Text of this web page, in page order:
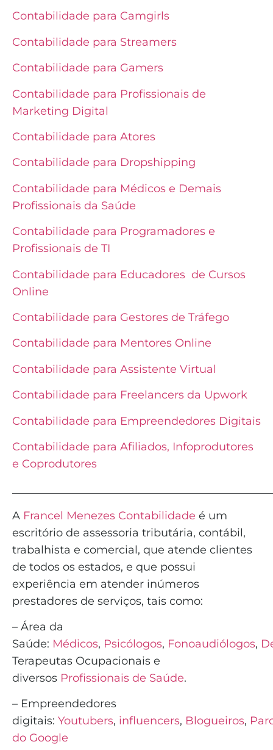
Contabilidade para Camgirls
Contabilidade para Streamers
Contabilidade para Gamers
Contabilidade para Profissionais de
Marketing Digital
Contabilidade para Atores
Contabilidade para Dropshipping
Contabilidade para Médicos e Demais
Profissionais da Saúde
Contabilidade para Programadores e
Profissionais de TI
Contabilidade para Educadores de Cursos
Online
Contabilidade para Gestores de Tráfego
Contabilidade para Mentores Online
Contabilidade para Assistente Virtual
Contabilidade para Freelancers da Upwork
Contabilidade para Empreendedores Digitais
Contabilidade para Afiliados, Infoprodutores
e Coprodutores
A Francel Menezes Contabilidade é um
escritório de assessoria tributária, contábil,
trabalhista e comercial, que atende clientes
de todos os estados, e que possui
experiência em atender inúmeros
prestadores de serviços, tais como:
– Área da
Saúde: Médicos, Psicólogos, Fonoaudiólogos,
Terapeutas Ocupacionais e
diversos Profissionais de Saúde.
– Empreendedores
digitais: Youtubers, influencers, Blogueiros,
do Google